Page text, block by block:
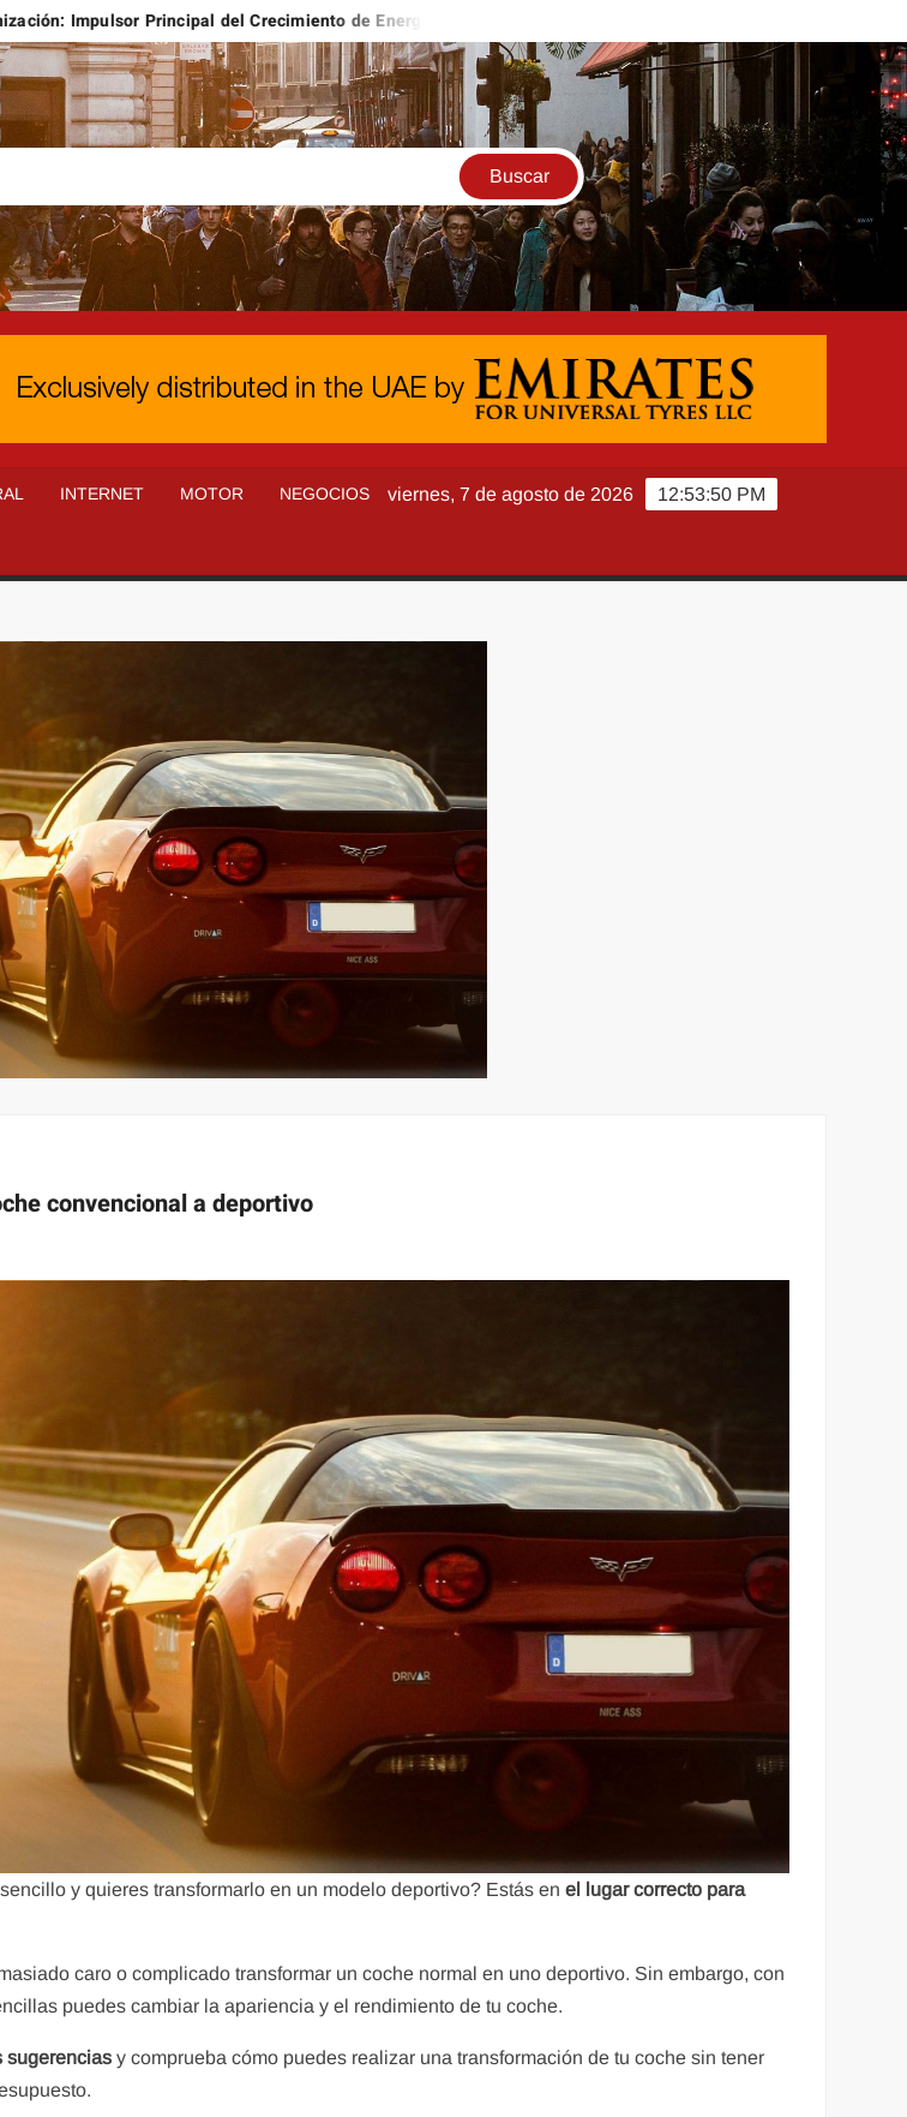
Principal del Crecimiento de Energías Renovables
INTERNET MOTOR NEGOCIOS 12:53:51 PM
viernes, 7 de agosto de 2026
convencional a deportivo
y quieres transformarlo en un modelo deportivo? Estás en el lugar correcto para
caro o complicado transformar un coche normal en uno deportivo. Sin embargo, con
puedes cambiar la apariencia y el rendimiento de tu coche.
sugerenciasy comprueba cómo puedes realizar una transformación de tu coche sin tener